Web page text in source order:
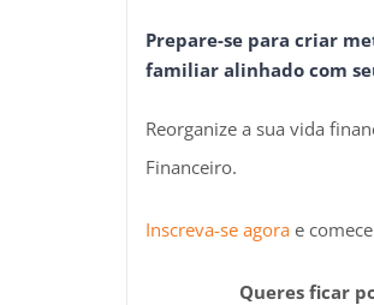
Prepare-se para criar
familiar alinhado com
Reorganize a sua vida
Financeiro.
Inscreva-se agora e
Queres ficar